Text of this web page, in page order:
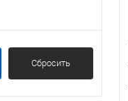
Сбросить